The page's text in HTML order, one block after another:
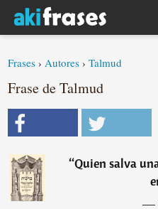
Frases ›Autores ›Talmud
Frase de Talmud
“Quien salva
―